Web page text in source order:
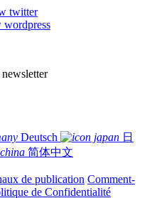
Deutsch
日
简体中文
de publication Comment-
de Confidentialité